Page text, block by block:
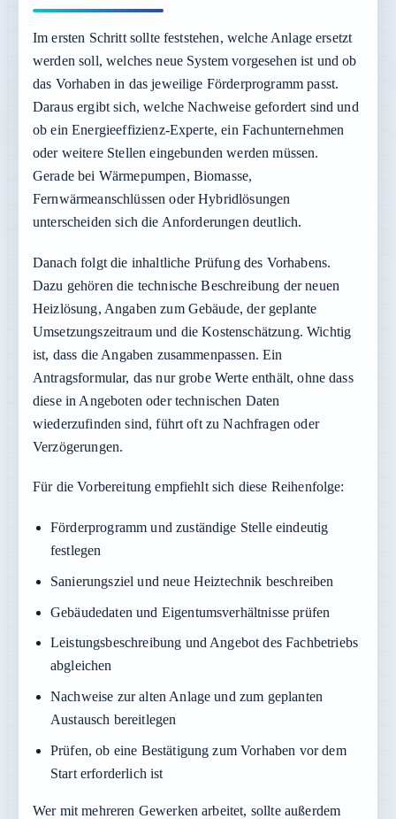
Im ersten Schritt sollte feststehen, welche Anlage ersetzt
werden soll, welches neue System vorgesehen ist und ob
das Vorhaben in das jeweilige Förderprogramm passt.
Daraus ergibt sich, welche Nachweise gefordert sind und
ob ein Energieeffizienz-Experte, ein Fachunternehmen
oder weitere Stellen eingebunden werden müssen.
Gerade bei Wärmepumpen, Biomasse,
Fernwärmeanschlüssen oder Hybridlösungen
unterscheiden sich die Anforderungen deutlich.
Danach folgt die inhaltliche Prüfung des Vorhabens.
Dazu gehören die technische Beschreibung der neuen
Heizlösung, Angaben zum Gebäude, der geplante
Umsetzungszeitraum und die Kostenschätzung. Wichtig
ist, dass die Angaben zusammenpassen. Ein
Antragsformular, das nur grobe Werte enthält, ohne dass
diese in Angeboten oder technischen Daten
wiederzufinden sind, führt oft zu Nachfragen oder
Verzögerungen.
Für die Vorbereitung empfiehlt sich diese Reihenfolge:
Förderprogramm und zuständige Stelle eindeutig
festlegen
Sanierungsziel und neue Heiztechnik beschreiben
Gebäudedaten und Eigentumsverhältnisse prüfen
Leistungsbeschreibung und Angebot des Fachbetriebs
abgleichen
Nachweise zur alten Anlage und zum geplanten
Austausch bereitlegen
Prüfen, ob eine Bestätigung zum Vorhaben vor dem
Start erforderlich ist
Wer mit mehreren Gewerken arbeitet, sollte außerdem